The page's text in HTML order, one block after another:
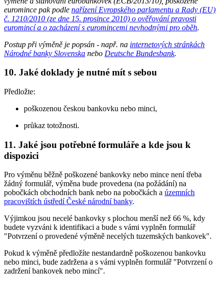
euromince pak podle nařízení Evropského parlamentu a Rady (EU)
č. 1210/2010 (ze dne 15. prosince 2010) o ověřování pravosti
euromincí a o zacházení s euromincemi nevhodnými pro oběh.
Postup při výměně je popsán - např. na internetových stránkách
Národné banky Slovenska nebo Deutsche Bundesbank.
10. Jaké doklady je nutné mít s sebou
Předložte:
poškozenou českou bankovku nebo minci,
průkaz totožnosti.
11. Jaké jsou potřebné formuláře a kde jsou k
dispozici
Pro výměnu běžně poškozené bankovky nebo mince není třeba
žádný formulář, výměna bude provedena (na požádání) na
pobočkách obchodních bank nebo na pobočkách a územních
pracovištích ústředí České národní banky.
Výjimkou jsou necelé bankovky s plochou menší než 66 %, kdy
budete vyzváni k identifikaci a bude s vámi vyplněn formulář
"Potvrzení o provedené výměně necelých tuzemských bankovek".
Pokud k výměně předložíte nestandardně poškozenou bankovku
nebo minci, bude zadržena a s vámi vyplněn formulář "Potvrzení o
zadržení bankovek nebo mincí".